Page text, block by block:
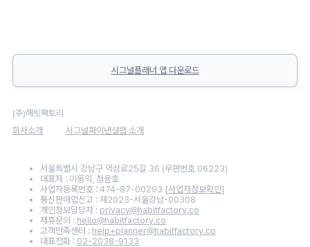
시그널플래너 앱 다운로드
(주)해빗팩토리
회사소개
시그널파이낸셜랩 소개
서울특별시 강남구 역삼로25길 36 (우편번호 06223)
대표자 : 이동익, 정윤호
사업자등록번호 : 474-87-00293 [사업자정보확인]
통신판매업신고 : 제2023-서울강남-00308
개인정보담당자 : privacy@habitfactory.co
제휴문의 : hello@habitfactory.co
고객만족센터 : help+planner@habitfactory.co
대표전화 : 02-2038-9133